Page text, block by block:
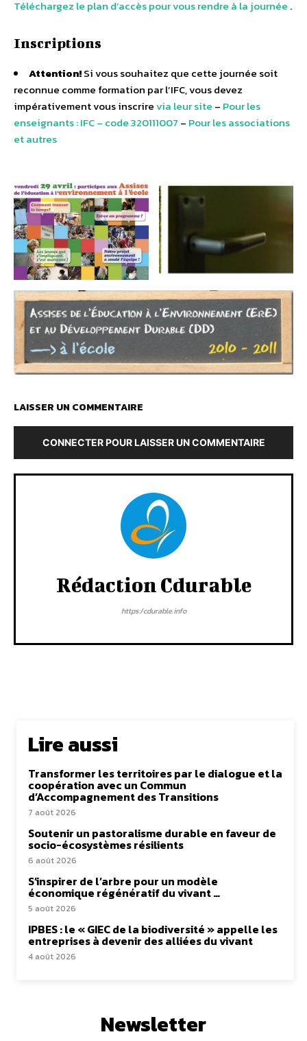
Téléchargez le plan d’accès pour vous rendre à la journée .
Inscriptions
Attention!Si vous souhaitez que cette journée soit
reconnue comme formation par l’IFC, vous devez
impérativement vous inscrirevia leur site – Pour les
enseignants : IFC – code 320111007 – Pour les associations
et autres
LAISSER UN COMMENTAIRE
CONNECTER POUR LAISSER UN COMMENTAIRE
Rédaction Cdurable
https:/cdurable.info
Lire aussi
Transformer les territoires par le dialogue et la
coopération avec un Commun
d’Accompagnement des Transitions
7 août 2026
Soutenir un pastoralisme durable en faveur de
socio-écosystèmes résilients
6 août 2026
S’inspirer de l’arbre pour un modèle
économique régénératif du vivant …
5 août 2026
IPBES : le « GIEC de la biodiversité » appelle les
entreprises à devenir des alliées du vivant
4 août 2026
Newsletter